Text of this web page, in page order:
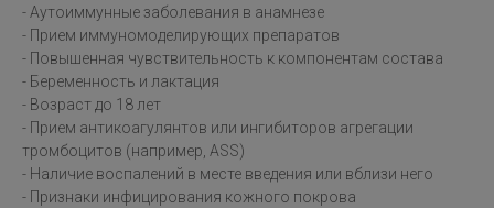
- Аутоиммунные заболевания в анамнезе
- Прием иммуномоделирующих препаратов
- Повышенная чувствительность к компонентам состава
- Беременность и лактация
- Возраст до 18 лет
- Прием антикоагулянтов или ингибиторов агрегации
тромбоцитов (например, ASS)
- Наличие воспалений в месте введения или вблизи него
- Признаки инфицирования кожного покрова